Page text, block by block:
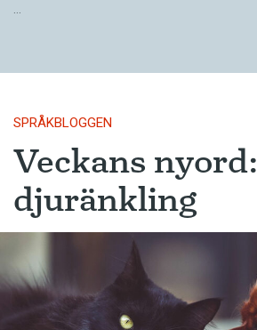
…
SPRÅKBLOGGEN
Veckans nyord:
djuränkling